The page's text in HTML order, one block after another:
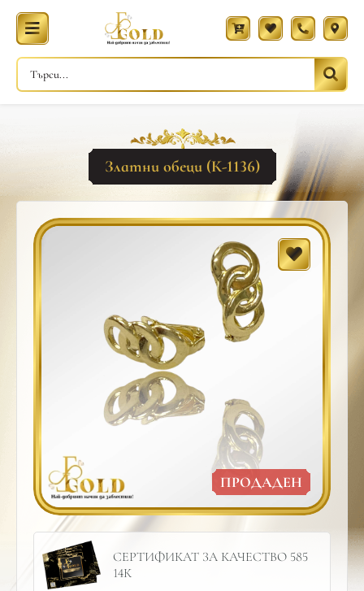
Златни обеци (К-1136)
ПРОДАДЕН
СЕРТИФИКАТ ЗА КАЧЕСТВО 585
14К